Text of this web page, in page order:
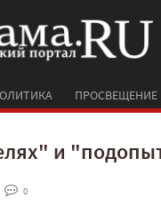
ПРОСВЕЩЕНИЕ
и
0